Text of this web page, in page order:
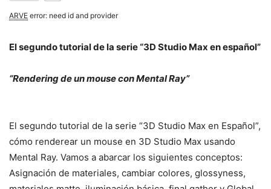
ARVE error: need id and provider
El segundo tutorial de la serie “3D Studio Max en español”
“Rendering de un mouse con Mental Ray”
El segundo tutorial de la serie “3D Studio Max en Español”,
cómo renderear un mouse en 3D Studio Max usando
Mental Ray. Vamos a abarcar los siguientes conceptos:
Asignación de materiales, cambiar colores, glossyness,